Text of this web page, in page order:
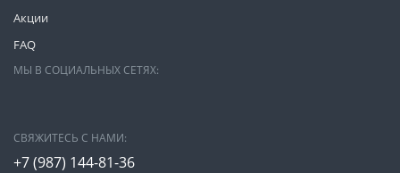
Акции
FAQ
МЫ В СОЦИАЛЬНЫХ СЕТЯХ:
СВЯЖИТЕСЬ С НАМИ:
+7 (987) 144-81-36